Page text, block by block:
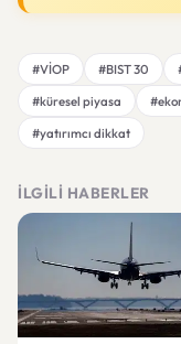
#VİOP #BIST 30
#küresel piyasa
#yatırımcı dikkat
İLGILI HABERLER